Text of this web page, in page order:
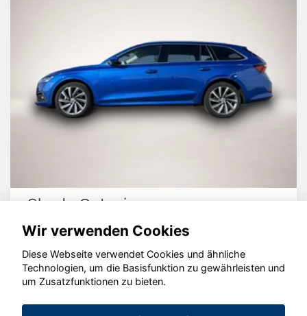
Skoda Octavia
© konjunkturmotor.de GmbH 2020 - 2026
Wir verwenden Cookies
Diese Webseite verwendet Cookies und ähnliche
Technologien, um die Basisfunktion zu gewährleisten und
um Zusatzfunktionen zu bieten.